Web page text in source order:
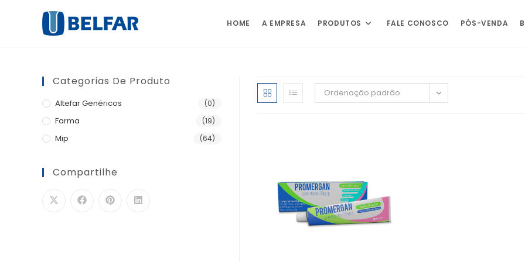
HOME A EMPRESA PRODUTOS FALE CONOSCO PÓS-VENDA
Ordenação padrão
Categorias De Produto
Altefar Genéricos (0)
Farma (19)
Mip (64)
Compartilhe